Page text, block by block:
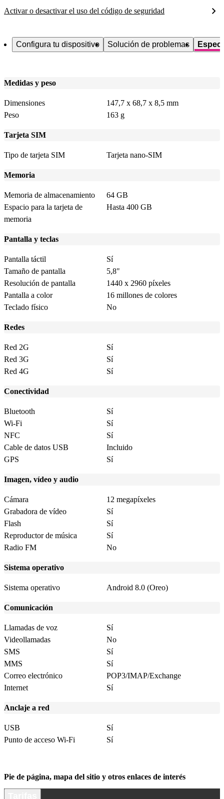
Activar o desactivar el uso del código de seguridad
Configura tu dispositivo Solución de problemas
Medidas y peso
Dimensiones
147,7 x 68,7 x 8,5 mm
Peso
163 g
Tarjeta SIM
Tipo de tarjeta SIM Tarjeta nano-SIM
Memoria
Memoria de almacenamiento
64 GB
Espacio para la tarjeta de
memoria
Hasta 400 GB
Pantalla y teclas
Pantalla táctil
Sí
Tamaño de pantalla
5,8"
Resolución de pantalla
1440 x 2960 píxeles
Pantalla a color
16 millones de colores
Teclado físico
No
Redes
Red 2G
Sí
Red 3G
Sí
Red 4G
Sí
Conectividad
Bluetooth
Sí
Wi-Fi
Sí
NFC
Sí
Cable de datos USB
Incluido
GPS
Sí
Imagen, vídeo y audio
Cámara
12 megapíxeles
Grabadora de vídeo
Sí
Flash
Sí
Reproductor de música
Sí
Radio FM
No
Sistema operativo
Sistema operativo Android 8.0 (Oreo)
Comunicación
Llamadas de voz
Sí
Videollamadas
No
SMS
Sí
MMS
Sí
Correo electrónico
POP3/IMAP/Exchange
Internet
Sí
Anclaje a red
USB
Sí
Punto de acceso Wi-Fi
Sí
Pie de página, mapa del sitio y otros enlaces de interés